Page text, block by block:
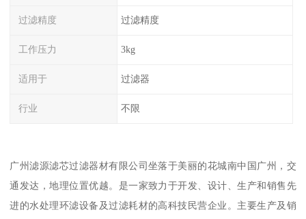
过滤精度 过滤精度
工作压力 3kg
适用于 过滤器
行业 不限
广州滤源滤芯过滤器材有限公司坐落于美丽的花城南中国广州，交
通发达，地理位置优越。是一家致力于开发、设计、生产和销售先
进的水处理环滤设备及过滤耗材的高科技民营企业。主要生产及销